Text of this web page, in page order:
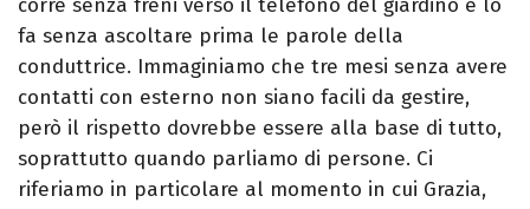
corre senza freni verso il telefono del giardino e lo
fa senza ascoltare prima le parole della
conduttrice. Immaginiamo che tre mesi senza avere
contatti con esterno non siano facili da gestire,
però il rispetto dovrebbe essere alla base di tutto,
soprattutto quando parliamo di persone. Ci
riferiamo in particolare al momento in cui Grazia,